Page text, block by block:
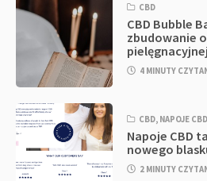
CBD
CBD Bubble
zbudowanie
4 MINUTY
CBD, NAPOJE CBD
Napoje CBD
nowego
2 MINUTY